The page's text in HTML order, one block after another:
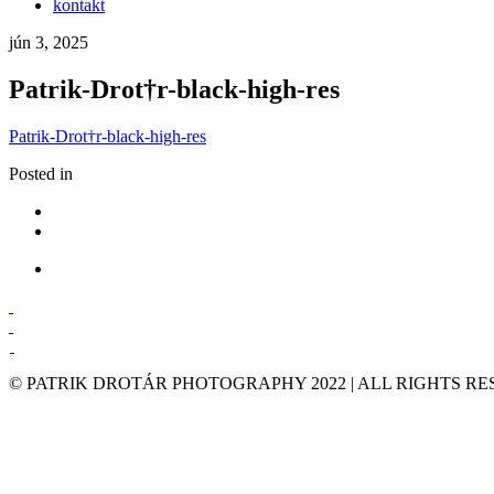
kontakt
jún 3, 2025
Patrik-Drot†r-black-high-res
Patrik-Drot†r-black-high-res
Posted in
© PATRIK DROTÁR PHOTOGRAPHY 2022 | ALL RIGHTS